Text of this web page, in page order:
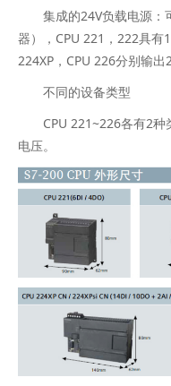
集成的24V负载电源：
器），CPU 221，222具有
224XP，CPU 226分别输
不同的设备类型
CPU 221~226各有2种
电压。